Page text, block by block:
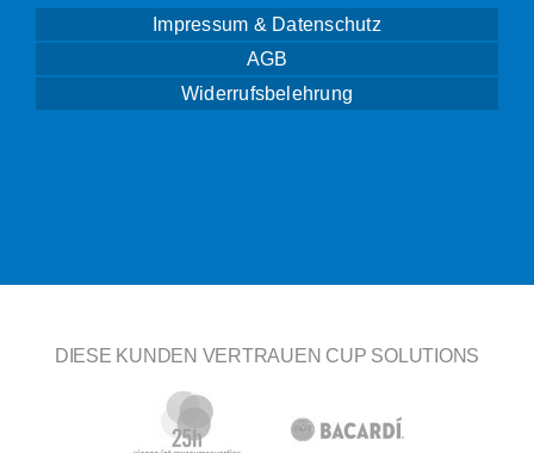
Impressum & Datenschutz
AGB
Widerrufsbelehrung
DIESE KUNDEN VERTRAUEN CUP SOLUTIONS